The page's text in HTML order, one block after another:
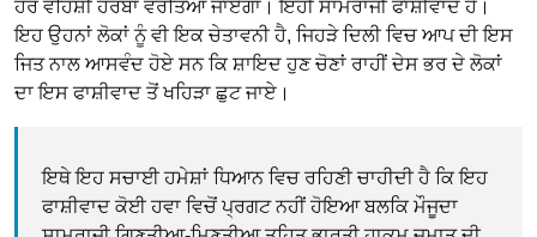
ਹਰ ਵਹਿਸ਼ੀ ਹਰਬਾ ਵਰਤਿਆ ਜਾਏਗਾ। ਇਹੀ ਸਾਮਰਾਜੀ ਫਾਸ਼ੀਵਾਦ ਹੈ।
ਇਹ ਉਹਨਾਂ ਲੋਕਾਂ ਨੂੰ ਵੀ ਇਕ ਚੇਤਾਵਨੀ ਹੈ, ਜਿਹੜੇ ਦਿਲੀ ਵਿਚ ਆਪ ਦੀ ਇਸ
ਜਿਤ ਨਾਲ ਆਸਵੰਦ ਹੋਏ ਸਨ ਕਿ ਸ਼ਾਇਦ ਹੁਣ ਚੋਣਾਂ ਰਾਹੀਂ ਦੇਸ ਭਰ ਦੇ ਲੋਕਾਂ
ਦਾ ਇਸ ਫਾਸ਼ੀਵਾਦ ਤੋਂ ਖਹਿੜਾ ਛੁਟ ਜਾਏ।
ਇਥੇ ਇਹ ਸਚਾਈ ਹਮੇਸ਼ਾਂ ਧਿਆਨ ਵਿਚ ਰਹਿਣੀ ਚਾਹੀਦੀ ਹੈ ਕਿ ਇਹ
ਫਾਸ਼ੀਵਾਦ ਕੋਈ ਹਵਾ ਵਿਚੋਂ ਪ੍ਰਗਟ ਨਹੀਂ ਹੋਇਆ ਬਲਕਿ ਮੌਜੂਦਾ